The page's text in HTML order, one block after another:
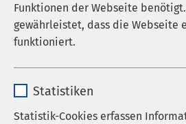
Funktionen der Webseite
gewährleistet, dass die Webseite
funktioniert.
Anbieter sgalinski
Statistiken
Statistik-Cookies erfassen